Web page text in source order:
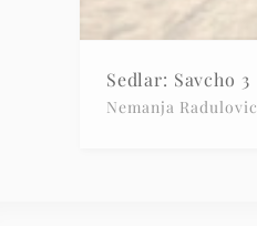
Sedlar: Savcho 3
Nemanja Radulovic